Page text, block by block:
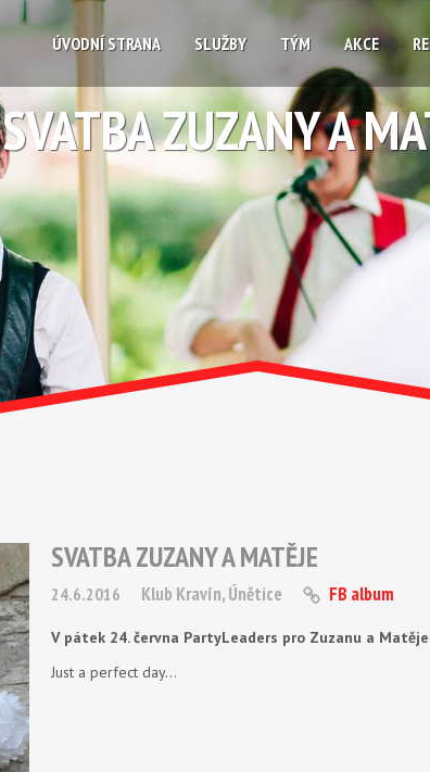
ÚVODNÍ STRANA SLUŽBY TÝM AKCE
SVATBA ZUZANY A
SVATBA ZUZANY A MATĚJE
24.6.2016 Klub Kravín, Únětice FB album
V pátek 24. června PartyLeaders pro Zuzanu a
Just a perfect day…